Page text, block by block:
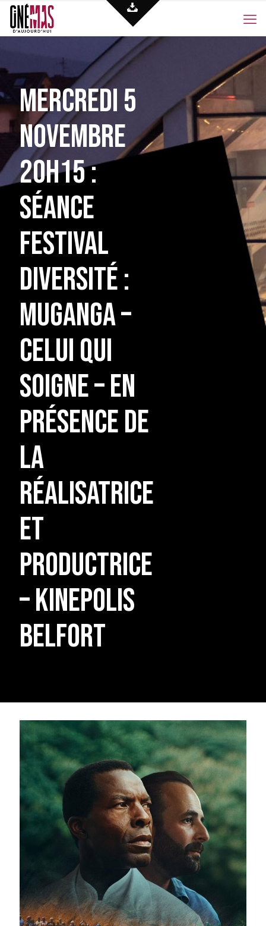
Mercredi 5
novembre
20h15 :
Séance
festival
Diversité :
Muganga –
Celui qui
soigne – en
présence de
la
réalisatrice
et
productrice
– Kinepolis
Belfort